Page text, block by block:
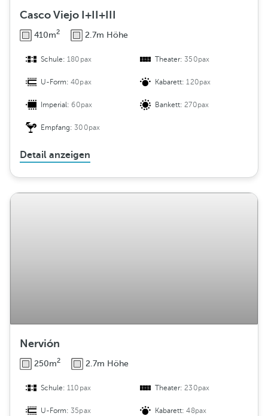
Casco Viejo I+II+III
410m2 2.7m Höhe
Schule:180pax Theater:350pax
U-Form:40pax Kabarett:120pax
Imperial:60pax Bankett:270pax
Empfang:300pax
Detail anzeigen
Nervión
250m2 2.7m Höhe
Schule:110pax Theater:230pax
U-Form:35pax Kabarett:48pax